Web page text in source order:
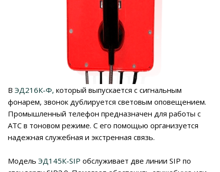
В ЭД216К-Ф, который выпускается с сигнальным
фонарем, звонок дублируется световым оповещением.
Промышленный телефон предназначен для работы с
АТС в тоновом режиме. С его помощью организуется
надежная служебная и экстренная связь.
Модель ЭД145К-SIP обслуживает две линии SIP по